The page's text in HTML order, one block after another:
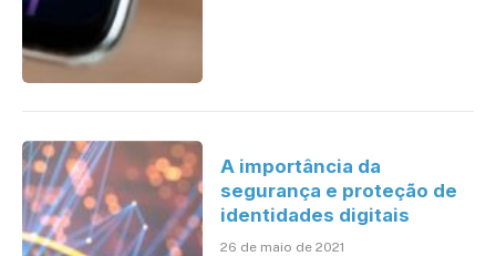
A importância da
segurança e proteção de
identidades digitais
26 de maio de 2021